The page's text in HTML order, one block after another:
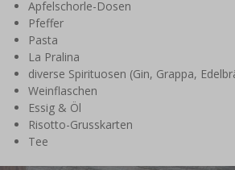
Apfelschorle-Dosen
Pfeffer
Pasta
La Pralina
diverse Spirituosen (Gin, Grappa,
Weinflaschen
Essig & Öl
Risotto-Grusskarten
Tee